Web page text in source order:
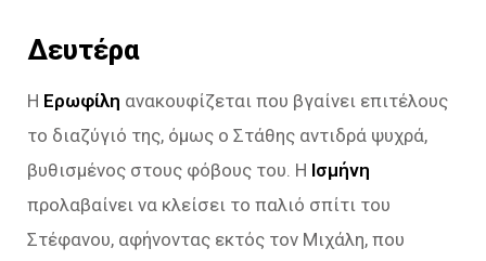
Δευτέρα
Η Ερωφίλη ανακουφίζεται που βγαίνει επιτέλους
το διαζύγιό της, όμως ο Στάθης αντιδρά ψυχρά,
βυθισμένος στους φόβους του. Η Ισμήνη
προλαβαίνει να κλείσει το παλιό σπίτι του
Στέφανου, αφήνοντας εκτός τον Μιχάλη, που